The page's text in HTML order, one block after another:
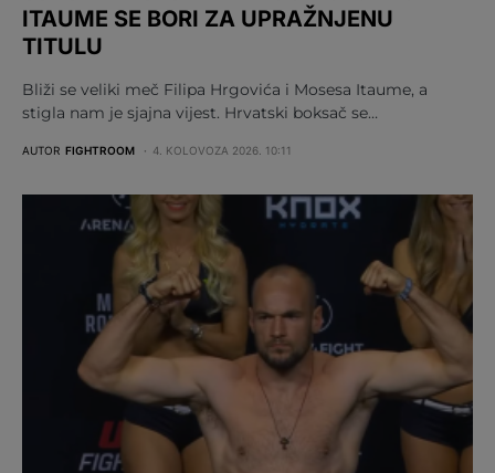
ITAUME SE BORI ZA UPRAŽNJENU
TITULU
Bliži se veliki meč Filipa Hrgovića i Mosesa Itaume, a
stigla nam je sjajna vijest. Hrvatski boksač se…
AUTOR FIGHTROOM 4. KOLOVOZA 2026. 10:11